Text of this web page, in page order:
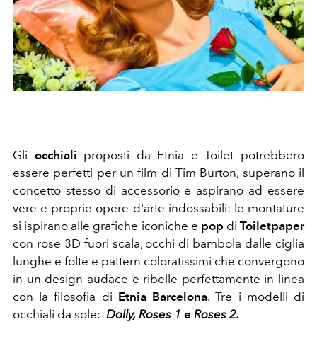
Gli occhiali proposti da Etnia e Toilet potrebbero
essere perfetti per unfilm di Tim Burton, superano il
concetto stesso di accessorio e aspirano ad essere
vere e proprie opere d'arte indossabili: le montature
si ispirano alle grafiche iconiche e pop di Toiletpaper
con rose 3D fuori scala, occhi di bambola dalle ciglia
lunghe e folte e pattern coloratissimi che convergono
in un design audace e ribelle perfettamente in linea
con la filosofia di Etnia Barcelona. Tre i modelli di
occhiali da sole: Dolly, Roses 1 e Roses 2.